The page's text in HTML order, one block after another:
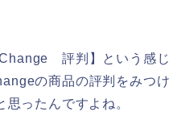
評判】という感じ
の商品の評判をみつけ
ったんですよね。